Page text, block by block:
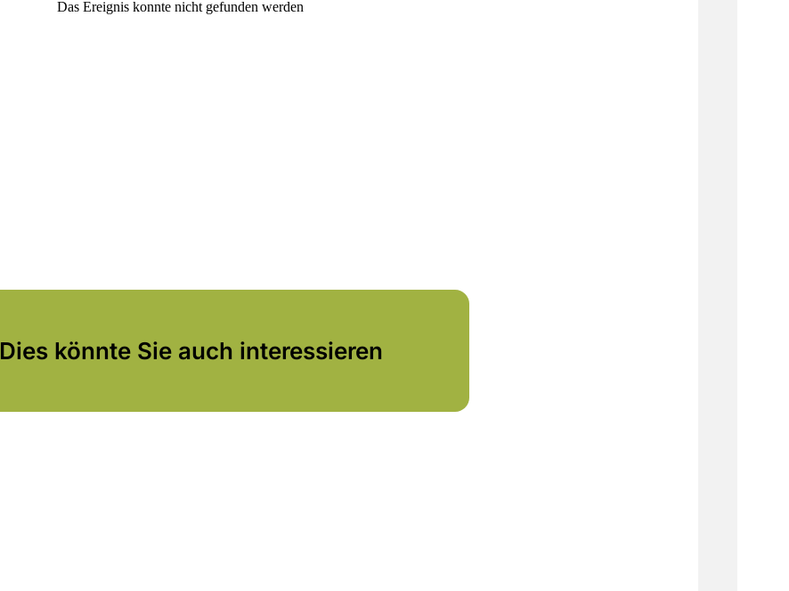
Dies könnte Sie auch interessieren